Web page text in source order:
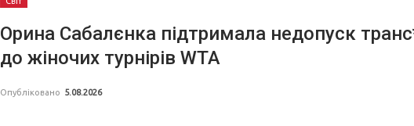
Орина Сабалєнка підтримала недопуск
до жіночих турнірів WTA
Опубліковано 5.08.2026